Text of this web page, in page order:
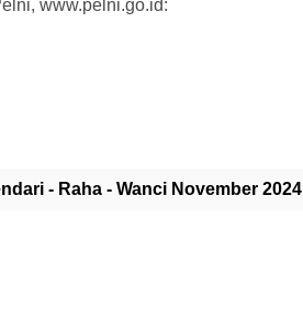
www.pelni.go.id:
- Raha - Wanci November 2024